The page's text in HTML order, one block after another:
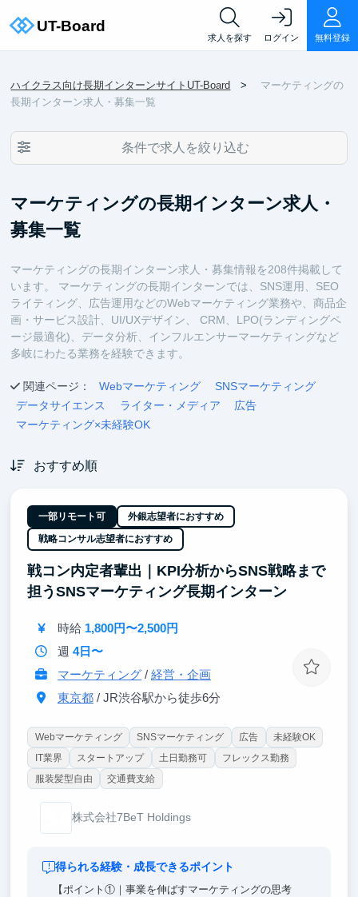
求人を探す ログイン 無料登録
ハイクラス向け長期インターンサイトUT-Board
マーケティングの
長期インターン求人・募集一覧
条件で求人を絞り込む
マーケティングの長期インターン求人・
募集一覧
マーケティングの長期インターン求人・募集情報を208件掲載して
います。 マーケティングの長期インターンでは、SNS運用、SEO
ライティング、広告運用などのWebマーケティング業務や、商品企
画・サービス設計、UI/UXデザイン、 CRM、LPO(ランディングペ
ージ最適化)、データ分析、インフルエンサーマーケティングなど
多岐にわたる業務を経験できます。
関連ページ： Webマーケティング
SNSマーケティング
データサイエンス
ライター・メディア
広告
マーケティング×未経験OK
おすすめ順
一部リモート可 外銀志望者におすすめ
戦略コンサル志望者におすすめ
戦コン内定者輩出｜KPI分析からSNS戦略まで
担うSNSマーケティング長期インターン
時給 1,800円〜2,500円
週 4日〜
マーケティング/ 経営・企画
東京都/ JR渋谷駅から徒歩6分
Webマーケティング SNSマーケティング 広告
未経験OK
IT業界
スタートアップ 土日勤務可
フレックス勤務
服装髪型自由
交通費支給
株式会社7BeT Holdings
得られる経験・成長できるポイント
【ポイント①｜事業を伸ばすマーケティングの思考